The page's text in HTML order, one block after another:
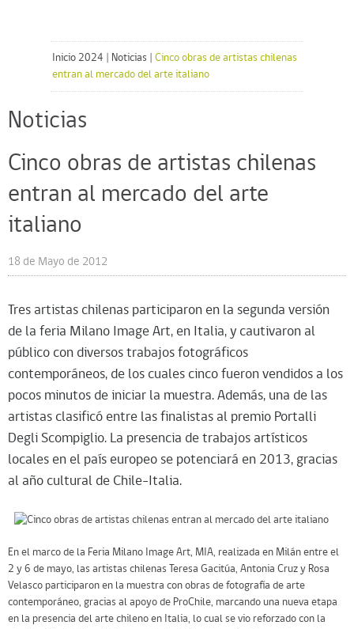
Inicio 2024 Noticias
Cinco obras de artistas chilenas
entran al mercado del arte italiano
Noticias
Cinco obras de artistas chilenas
entran al mercado del arte
italiano
18 de Mayo de 2012
Tres artistas chilenas participaron en la segunda versión
de la feria Milano Image Art, en Italia, y cautivaron al
público con diversos trabajos fotográficos
contemporáneos, de los cuales cinco fueron vendidos a los
pocos minutos de iniciar la muestra. Además, una de las
artistas clasificó entre las finalistas al premio Portalli
Degli Scompiglio. La presencia de trabajos artísticos
locales en el país europeo se potenciará en 2013, gracias
al año cultural de Chile-Italia.
En el marco de la Feria Milano Image Art, MIA, realizada en Milán entre el
2 y 6 de mayo, las artistas chilenas Teresa Gacitúa, Antonia Cruz y Rosa
Velasco participaron en la muestra con obras de fotografía de arte
contemporáneo, gracias al apoyo de ProChile, marcando una nueva etapa
en la presencia del arte chileno en Italia, lo cual se vio reforzado con la